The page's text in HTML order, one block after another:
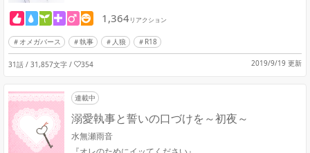
1,364リアクション
オメガバース 執事 人狼 R18
31話 / 31,857文字 / 354 2019/9/19 更新
連載中
溺愛執事と誓いの口づけを～初夜～
水無瀬雨音